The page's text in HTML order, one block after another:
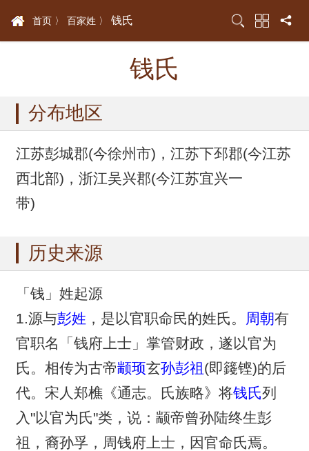
首页 〉 百家姓 〉 钱氏
钱氏
分布地区
江苏彭城郡(今徐州市)，江苏下邳郡(今江苏
西北部)，浙江吴兴郡(今江苏宜兴一
带)
历史来源
「钱」姓起源
1.源与彭姓 ，是以官职命民的姓氏。 周朝有
官职名「钱府上士」掌管财政，遂以官为
氏。相传为古帝颛顼玄孙彭祖(即籛铿)的后
代。宋人郑樵《通志。氏族略》将钱氏列
入"以官为氏"类，说：颛帝曾孙陆终生彭
祖，裔孙孚，周钱府上士，因官命氏焉。